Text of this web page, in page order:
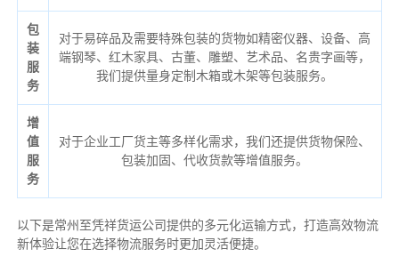
包
装
服
务
对于易碎品及需要特殊包装的货物如精密仪器、设备、高
端钢琴、红木家具、古董、雕塑、艺术品、名贵字画等，
我们提供量身定制木箱或木架等包装服务。
增
值
服
务
对于企业工厂货主等多样化需求，我们还提供货物保险、
包装加固、代收货款等增值服务。
以下是常州至凭祥货运公司提供的多元化运输方式，打造高效物流
新体验让您在选择物流服务时更加灵活便捷。